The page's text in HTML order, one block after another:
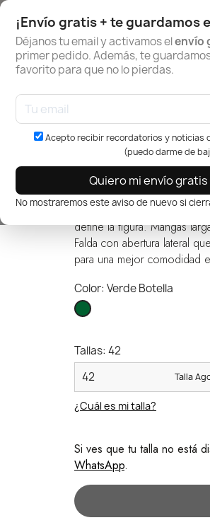
¡Envío gratis + te guardamos
Déjanos tu email y activamos elenvío
primer pedido. Además, te
favorito para que no lo pierdas.
Acepto recibir recordatorios y noticias
(puedo darme de
Quiero mi envío gratis
No mostraremos este aviso de nuevo si
Inicio Vestidos de Invitada Tallas
Vestido
109,00 €
Vestido largo de invitada
define la figura. Mangas
Falda con abertura lateral
para una mejor comodidad
Color: Verde Botella
Verde
Tallas: 42
42
Talla
¿Cuál es mi talla?
Si ves que tu talla no está
WhatsApp.